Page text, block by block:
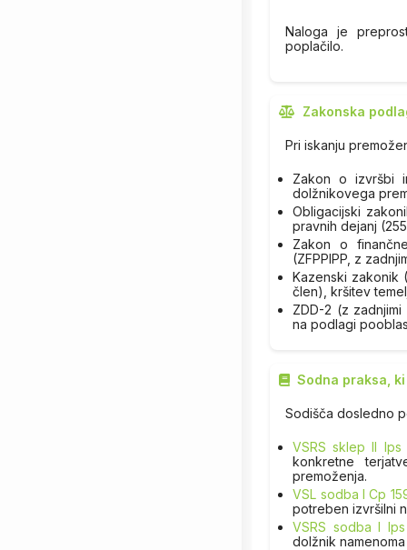
Naloga je
poplačilo.
Zakonska
Pri iskanju
Zakon o izvršbi
dolžnikovega
Obligacijski
pravnih dejanj
Zakon o
(ZFPPIPP, z
Kazenski zakonik
člen), kršitev
ZDD-2 (z
na podlagi
Sodna praksa,
Sodišča dosledno
VSRS sklep II Ips
konkretne
premoženja.
VSL sodba I Cp
potreben izvršilni
VSRS sodba I
dolžnik